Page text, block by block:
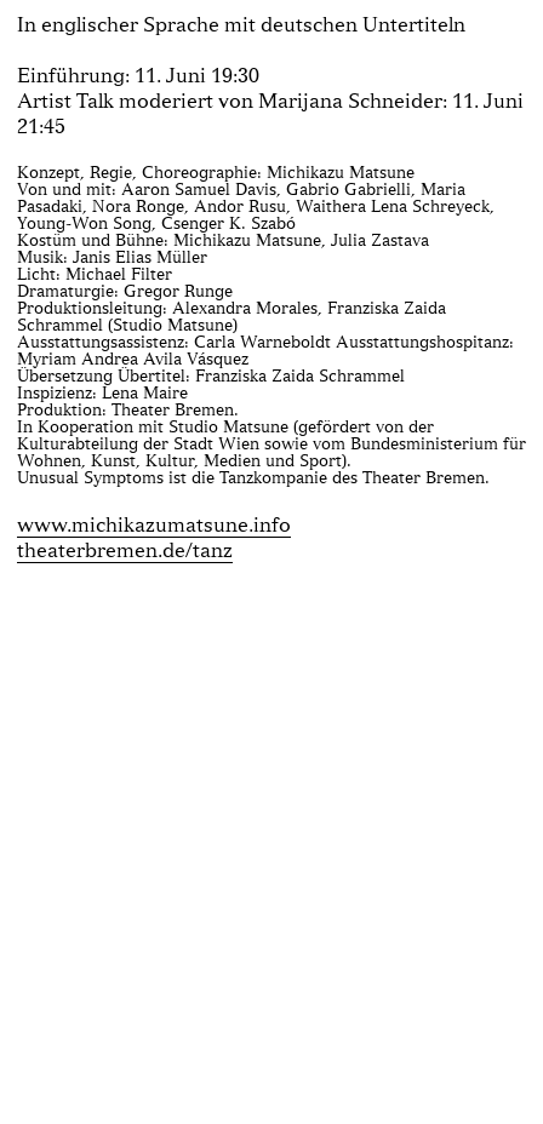
In englischer Sprache mit deutschen Untertiteln
Einführung: 11. Juni 19:30
Artist Talk moderiert von Marijana Schneider: 11. Juni
21:45
Konzept, Regie, Choreographie: Michikazu Matsune
Von und mit: Aaron Samuel Davis, Gabrio Gabrielli, Maria
Pasadaki, Nora Ronge, Andor Rusu, Waithera Lena Schreyeck,
Young-Won Song, Csenger K. Szabó
Kostüm und Bühne: Michikazu Matsune, Julia Zastava
Musik: Janis Elias Müller
Licht: Michael Filter
Dramaturgie: Gregor Runge
Produktionsleitung: Alexandra Morales, Franziska Zaida
Schrammel (Studio Matsune)
Ausstattungsassistenz: Carla Warneboldt Ausstattungshospitanz:
Myriam Andrea Avila Vásquez
Übersetzung Übertitel: Franziska Zaida Schrammel
Inspizienz: Lena Maire
Produktion: Theater Bremen.
In Kooperation mit Studio Matsune (gefördert von der
Kulturabteilung der Stadt Wien sowie vom Bundesministerium für
Wohnen, Kunst, Kultur, Medien und Sport).
Unusual Symptoms ist die Tanzkompanie des Theater Bremen.
www.michikazumatsune.info
theaterbremen.de/tanz